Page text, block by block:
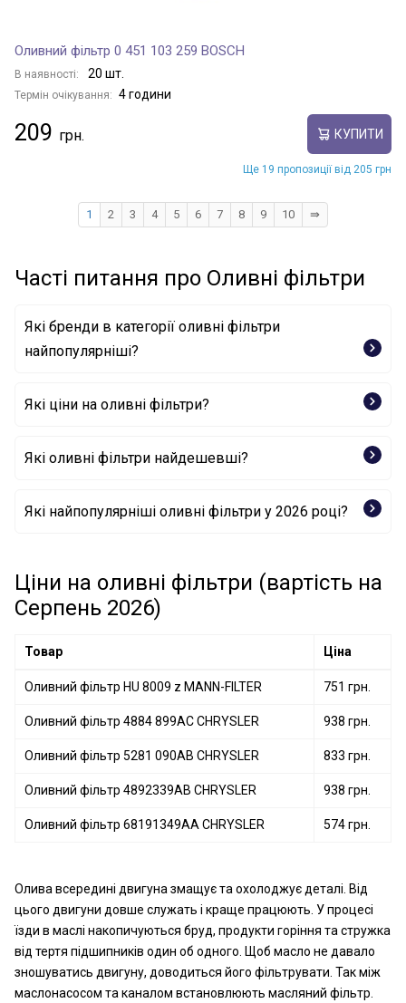
Оливний фільтр 0 451 103 259 BOSCH
В наявності: 20 шт.
Термін очікування: 4 години
209 КУПИТИ
Ще 19 пропозиції від 205 грн
1 2 3 4 5 6 7 8 9 10 ⇛
Часті питання про Оливні фільтри
Які бренди в категорії оливні фільтри
найпопулярніші?
MANN-FILTER
KNECHT
PURFLUX
MEYLE
DENCKERMANN
BLUE PRINT
UFI
HENGST FILTER
VAG
MITSUBISHI
Які ціни на оливні фільтри?
Які оливні фільтри найдешевші?
Оливний фільтр X106/606 CHAMPION
Які найпопулярніші оливні фільтри у 2026 році?
Оливний фільтр 1541-0182 PROFIT
Оливний фільтр 50013004 KOLBENSCHMIDT
Оливний фільтр 50013661 KOLBENSCHMIDT
Ціни на оливні фільтри (вартість на
Серпень 2026)
Товар Ціна
Оливний фільтр HU 8009 z MANN-FILTER 751 грн.
Оливний фільтр 4884 899AC CHRYSLER 938 грн.
Оливний фільтр 5281 090AB CHRYSLER 833 грн.
Оливний фільтр 4892339AB CHRYSLER 938 грн.
Оливний фільтр 68191349AA CHRYSLER 574 грн.
Олива всередині двигуна змащує та охолоджує деталі. Від
цього двигуни довше служать і краще працюють. У процесі
їзди в маслі накопичуються бруд, продукти горіння та стружка
від тертя підшипників один об одного. Щоб масло не давало
зношуватись двигуну, доводиться його фільтрувати. Так між
маслонасосом та каналом встановлюють масляний фільтр.